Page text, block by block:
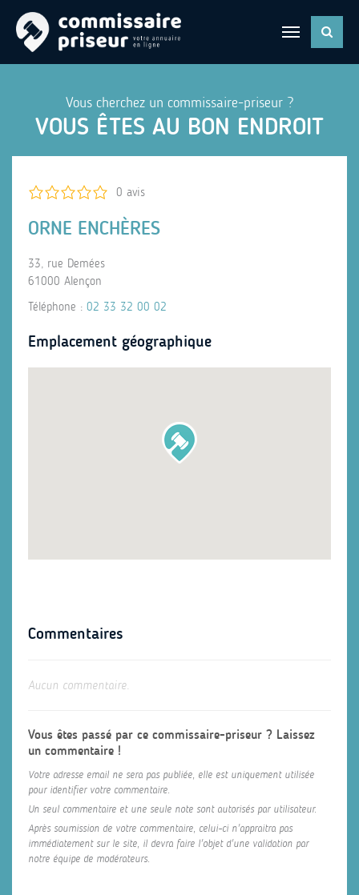
Vous cherchez un commissaire-priseur ?
VOUS ÊTES AU BON ENDROIT
0 avis
ORNE ENCHÈRES
33, rue Demées
61000 Alençon
Téléphone : 02 33 32 00 02
Emplacement géographique
Commentaires
Aucun commentaire.
Vous êtes passé par ce commissaire-priseur ? Laissez
un commentaire !
Votre adresse email ne sera pas publiée, elle est uniquement utilisée
pour identifier votre commentaire.
Un seul commentaire et une seule note sont autorisés par utilisateur.
Après soumission de votre commentaire, celui-ci n'appraitra pas
immédiatement sur le site, il devra faire l'objet d'une validation par
notre équipe de modérateurs.